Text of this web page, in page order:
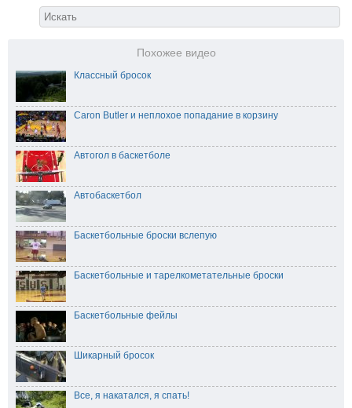
Похожее видео
Классный бросок
Caron Butler и неплохое попадание в корзину
Автогол в баскетболе
Автобаскетбол
Баскетбольные броски вслепую
Баскетбольные и тарелкометательные броски
Баскетбольные фейлы
Шикарный бросок
Все, я накатался, я спать!